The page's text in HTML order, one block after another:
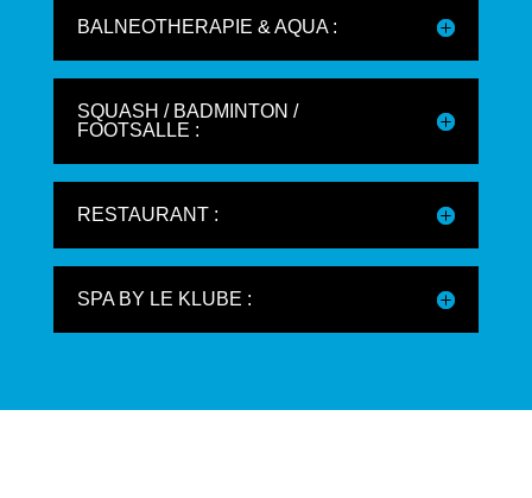
BALNEOTHERAPIE & AQUA :
SQUASH / BADMINTON /
FOOTSALLE :
RESTAURANT :
SPA BY LE KLUBE :